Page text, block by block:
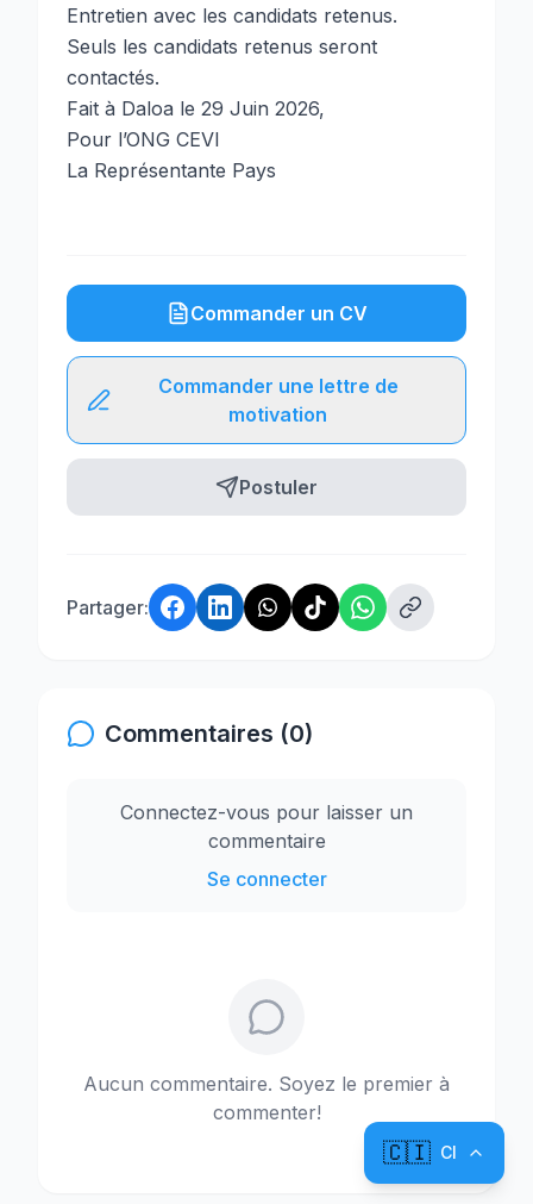
Entretien avec les candidats retenus.
Seuls les candidats retenus seront
contactés.
Fait à Daloa le 29 Juin 2026,
Pour l’ONG CEVI
La Représentante Pays
Commander un CV
Commander une lettre de
motivation
Postuler
Partager:
Commentaires (0)
Connectez-vous pour laisser un
commentaire
Se connecter
Aucun commentaire. Soyez le premier à
commenter!
🇨🇮 CI